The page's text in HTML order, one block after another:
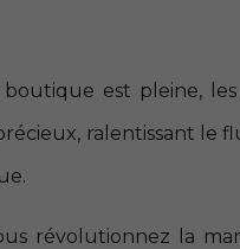
est pleine,
ralentissant le
révolutionnez la